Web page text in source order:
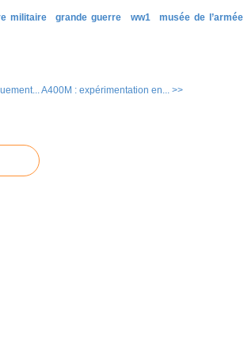
militaire grande guerre ww1
musée de l’armée
A400M : expérimentation en... >>